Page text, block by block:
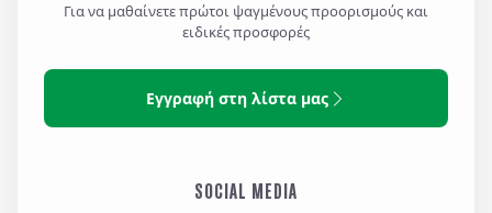
Για να μαθαίνετε πρώτοι ψαγμένους προορισμούς και
ειδικές προσφορές
Εγγραφή στη λίστα μας
SOCIAL MEDIA